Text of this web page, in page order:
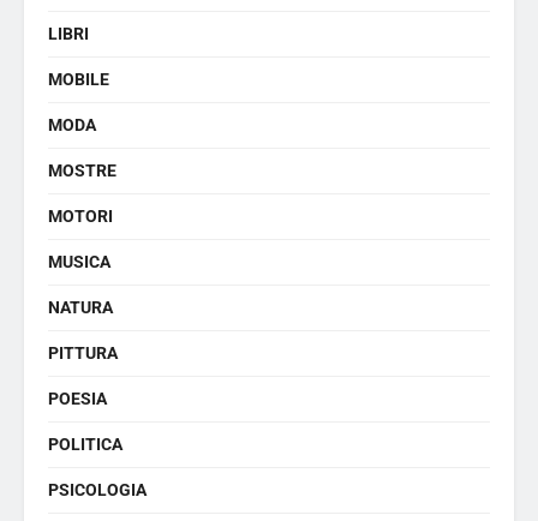
LIBRI
MOBILE
MODA
MOSTRE
MOTORI
MUSICA
NATURA
PITTURA
POESIA
POLITICA
PSICOLOGIA